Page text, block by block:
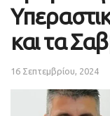
και τα
16 Σεπτεμβρίου, 2024